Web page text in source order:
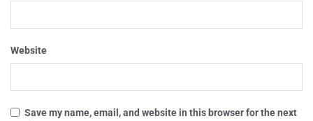
Website
Save my name, email, and website in this browser for the next